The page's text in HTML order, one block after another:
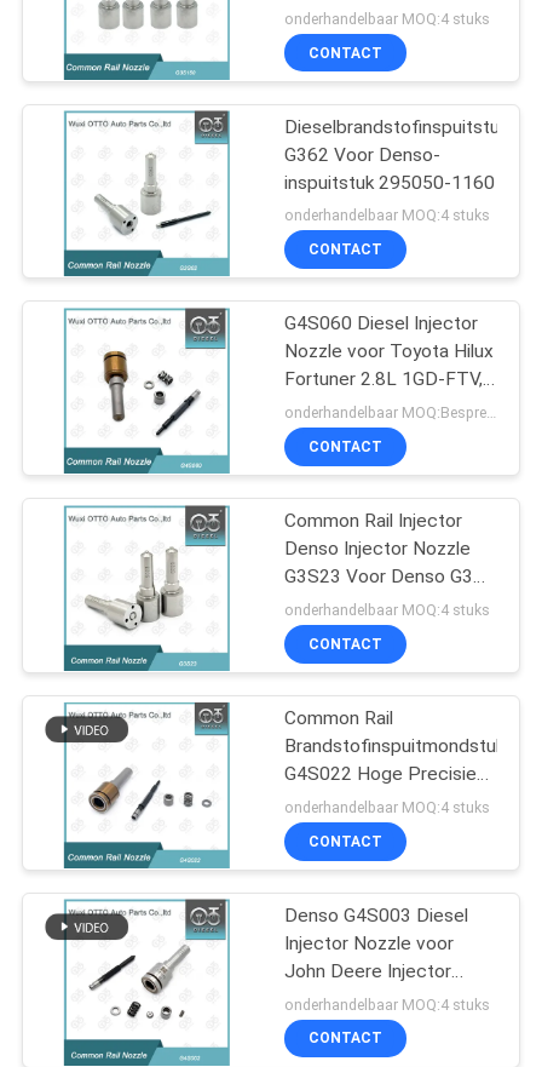
NIEUWS
GEVALLEN
SITEMAP
PRIVACY
POLICY
Denso G3-serie-nozzle
Voor Injector 5561480 /
5569874 Applied CUM
onderhandelbaar MOQ:4 stuks
CONTACT
Dieselbrandstofinspuitstuk
G362 Voor Denso-
inspuitstuk 295050-1160
onderhandelbaar MOQ:4 stuks
CONTACT
G4S060 Diesel Injector
Nozzle voor Toyota Hilux
Fortuner 2.8L 1GD-FTV,
Fits Injectors 23670-
0E070/23670-
08040/23670-09460,
Injection Nozzle
onderhandelbaar MOQ:Bespreekbaar
CONTACT
Common Rail Injector
Denso Injector Nozzle
G3S23 Voor Denso G3
Series Nozzle Voor
Injector 295050-0410 /
3454124 / 370-7286
onderhandelbaar MOQ:4 stuks
CONTACT
Common Rail
Brandstofinspuitmondstuk
G4S022 Hoge Precisie
Diesel Injector Nozzle
Voor Injector 295700-
0930/1465A453
onderhandelbaar MOQ:4 stuks
CONTACT
Denso G4S003 Diesel
Injector Nozzle voor
John Deere Injector
295700-0030 RE549641,
G4 Serie Hogedruk
Common Rail Nozzle
onderhandelbaar MOQ:4 stuks
CONTACT